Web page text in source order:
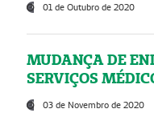
01 de Outubro de 2020
MUDANÇA DE
SERVIÇOS
03 de Novembro de 2020